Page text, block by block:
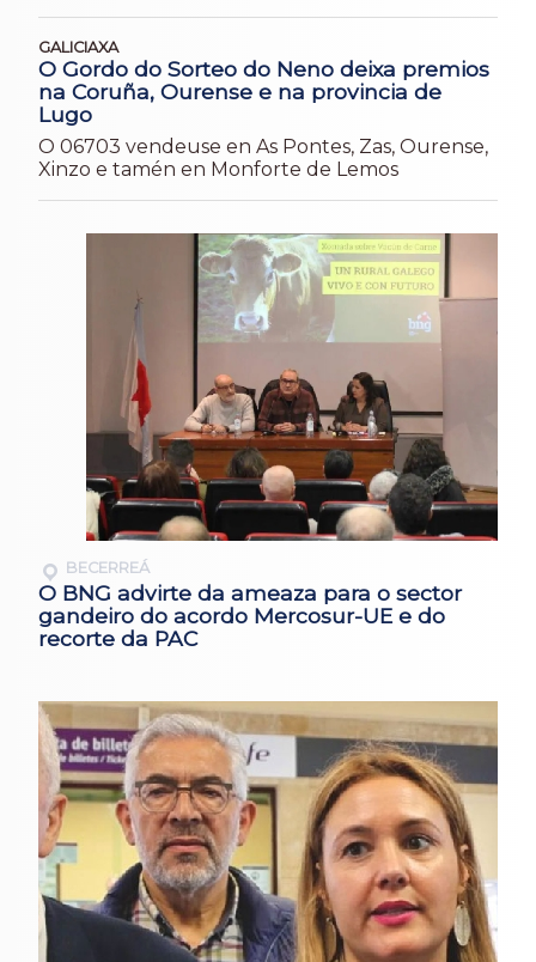
GALICIAXA
O Gordo do Sorteo do Neno deixa premios
na Coruña, Ourense e na provincia de
Lugo
O 06703 vendeuse en As Pontes, Zas, Ourense,
Xinzo e tamén en Monforte de Lemos
BECERREÁ
O BNG advirte da ameaza para o sector
gandeiro do acordo Mercosur-UE e do
recorte da PAC